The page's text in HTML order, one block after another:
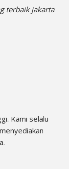
terbaik jakarta
Kami selalu